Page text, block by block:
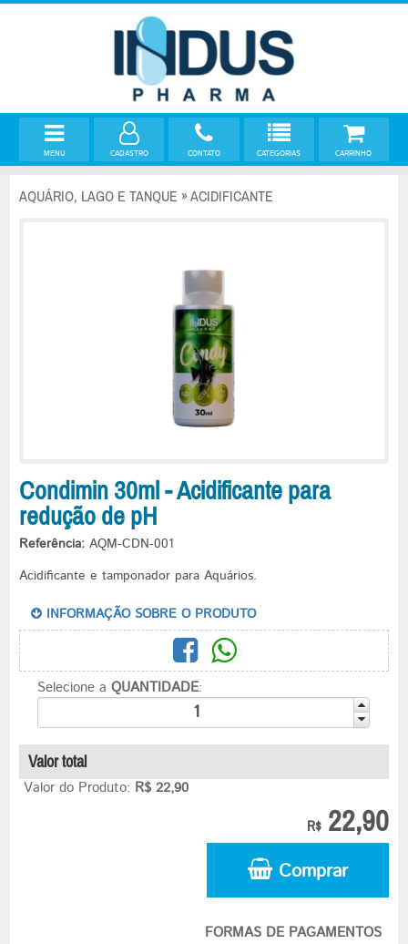
MENU CADASTRO CONTATO CATEGORIAS CARRINHO
AQUÁRIO, LAGO E TANQUE » ACIDIFICANTE
Condimin 30ml - Acidificante para
redução de pH
Referência: AQM-CDN-001
Acidificante e tamponador para Aquários.
INFORMAÇÃO SOBRE O PRODUTO
Selecione aQUANTIDADE:
Valor total
Valor do Produto: R$ 22,90
R$22,90
Comprar
FORMAS DE PAGAMENTOS